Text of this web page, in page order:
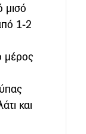
1-2
μέρος
και